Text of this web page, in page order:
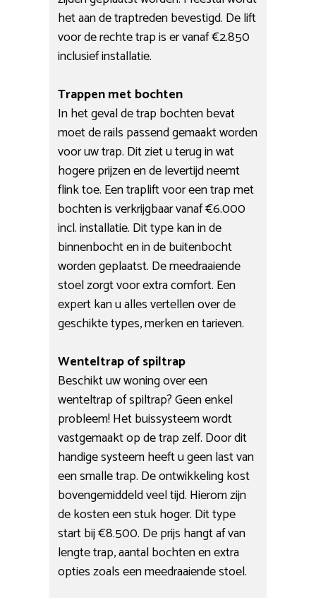
het aan de traptreden bevestigd. De lift
voor de rechte trap is er vanaf €2.850
inclusief installatie.
Trappen met bochten
In het geval de trap bochten bevat
moet de rails passend gemaakt worden
voor uw trap. Dit ziet u terug in wat
hogere prijzen en de levertijd neemt
flink toe. Een traplift voor een trap met
bochten is verkrijgbaar vanaf €6.000
incl. installatie. Dit type kan in de
binnenbocht en in de buitenbocht
worden geplaatst. De meedraaiende
stoel zorgt voor extra comfort. Een
expert kan u alles vertellen over de
geschikte types, merken en tarieven.
Wenteltrap of spiltrap
Beschikt uw woning over een
wenteltrap of spiltrap? Geen enkel
probleem! Het buissysteem wordt
vastgemaakt op de trap zelf. Door dit
handige systeem heeft u geen last van
een smalle trap. De ontwikkeling kost
bovengemiddeld veel tijd. Hierom zijn
de kosten een stuk hoger. Dit type
start bij €8.500. De prijs hangt af van
lengte trap, aantal bochten en extra
opties zoals een meedraaiende stoel.